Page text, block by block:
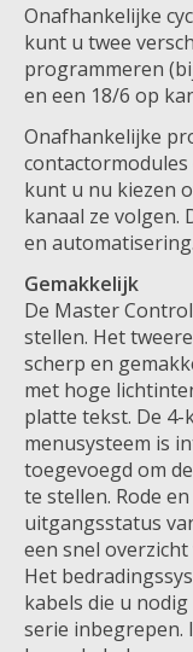
Onafhankelijke
kunt u twee
programmeren
en een 18/6 op
Onafhankelijke
contactormodules
kunt u nu kiezen
kanaal ze volgen.
en automatisering.
Gemakkelijk
De Master
stellen. Het
scherp en
met hoge
platte tekst. De
menusysteem is
toegevoegd om
te stellen. Rode
uitgangsstatus
een snel
Het
kabels die u
serie inbegrepen.